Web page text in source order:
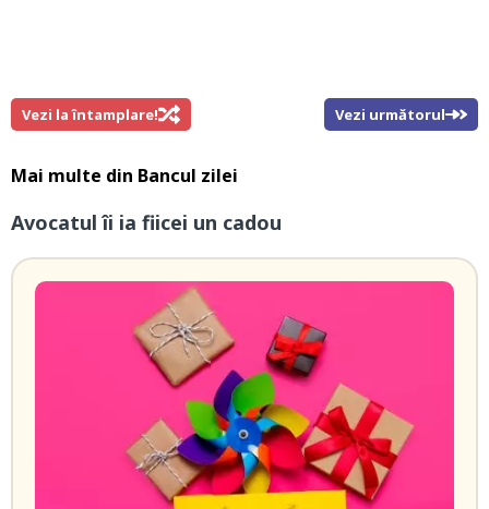
Vezi la întamplare! Vezi următorul
Mai multe din Bancul zilei
Avocatul îi ia fiicei un cadou